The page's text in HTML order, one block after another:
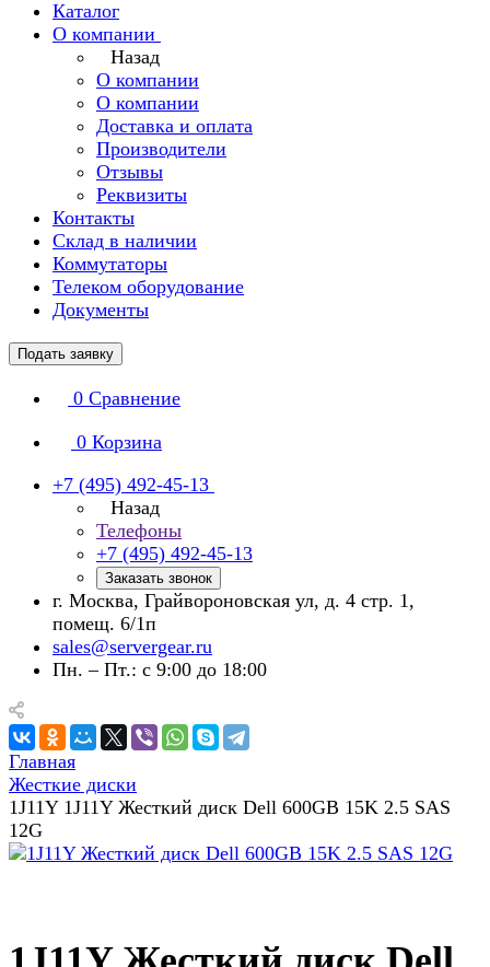
Каталог
О компании
Назад
О компании
О компании
Доставка и оплата
Производители
Отзывы
Реквизиты
Контакты
Склад в наличии
Коммутаторы
Телеком оборудование
Документы
Подать заявку
0 Сравнение
0 Корзина
+7 (495) 492-45-13
Назад
Телефоны
+7 (495) 492-45-13
Заказать звонок
г. Москва, Грайвороновская ул, д. 4 стр. 1,
помещ. 6/1п
sales@servergear.ru
Пн. – Пт.: с 9:00 до 18:00
Главная
Жесткие диски
1J11Y 1J11Y Жесткий диск Dell 600GB 15K 2.5 SAS
12G